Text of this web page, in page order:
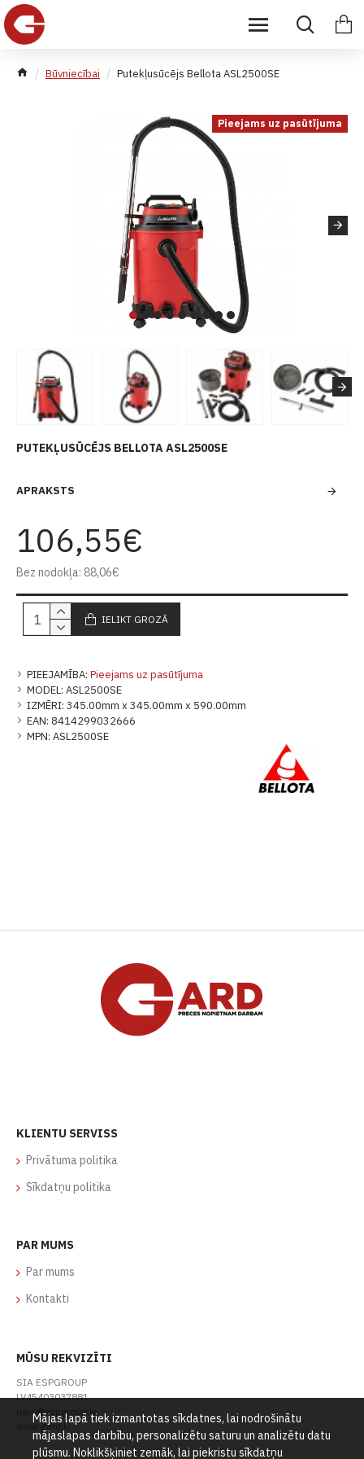
Būvniecībai Putekļusūcējs Bellota ASL2500SE
Pieejams uz pasūtījuma
PUTEKĻUSŪCĒJS BELLOTA ASL2500SE
APRAKSTS
PIEEJAMĪBA: Pieejams uz pasūtījuma
MODEL: ASL2500SE
IZMĒRI: 345.00mm x 345.00mm x 590.00mm
EAN: 8414299032666
MPN: ASL2500SE
106,55€
Bez nodokļa: 88,06€
IELIKT GROZĀ
KLIENTU SERVISS
Privātuma politika
Sīkdatņu politika
PAR MUMS
Par mums
Kontakti
MŪSU REKVIZĪTI
SIA ESPGROUP
LV45403037881
ugis@espgroup.lv
www.gard.lv
Mājas lapā tiek izmantotas sīkdatnes, lai nodrošinātu
mājaslapas darbību, personalizētu saturu un analizētu datu
plūsmu. Noklikšķiniet zemāk, lai piekristu sīkdatņu